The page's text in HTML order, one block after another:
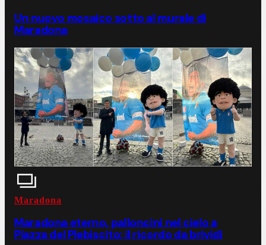
Un nuovo mosaico sotto al murale di
Maradona
Maradona
Maradona eterno, palloncini nel cielo a
Piazza del Plebiscito: il ricordo da brividi